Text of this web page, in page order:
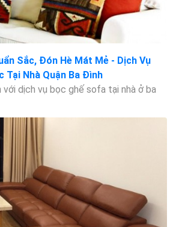
Sắc, Đón Hè Mát Mẻ - Dịch Vụ
Tại Nhà Quận Ba Đình
với dịch vụ bọc ghế sofa tại nhà ở ba